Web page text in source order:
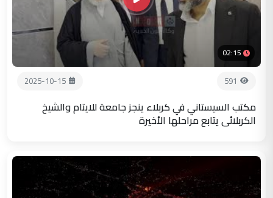
02:15
591
2025-10-15
مكتب السيستاني في كربلاء ينجز جامعة للايتام والشيخ
الكربلائي يتابع مراحلها الأخيرة